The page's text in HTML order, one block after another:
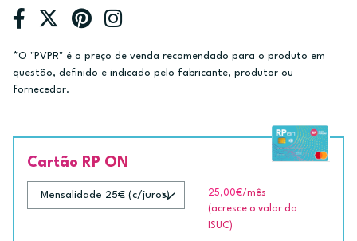
a
ferramenta
de
poupança
energética
*O "PVPR" é o preço de venda recomendado para o produto em
questão, definido e indicado pelo fabricante, produtor ou
fornecedor.
Cartão RP ON
25,00€/mês
(acresce o valor do
ISUC)